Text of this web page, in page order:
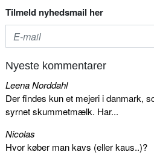
Tilmeld nyhedsmail her
Nyeste kommentarer
Leena Norddahl
Der findes kun et mejeri i danmark,
syrnet skummetmælk. Har...
Nicolas
Hvor køber man kavs (eller kaus..)?